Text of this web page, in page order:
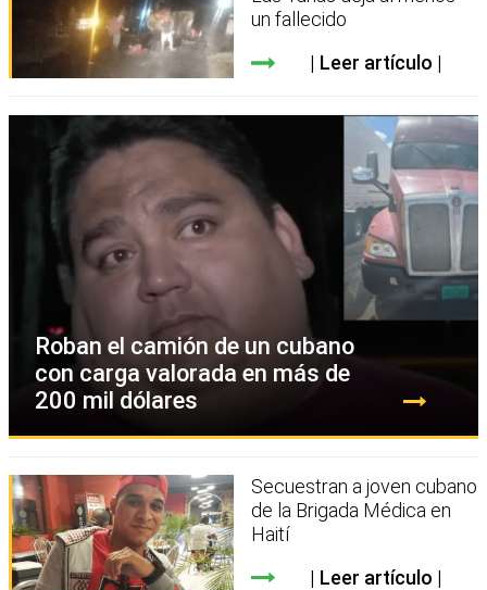
un fallecido
Leer artículo
Roban el camión de un cubano
con carga valorada en más de
200 mil dólares
Secuestran a joven cubano
de la Brigada Médica en
Haití
Leer artículo